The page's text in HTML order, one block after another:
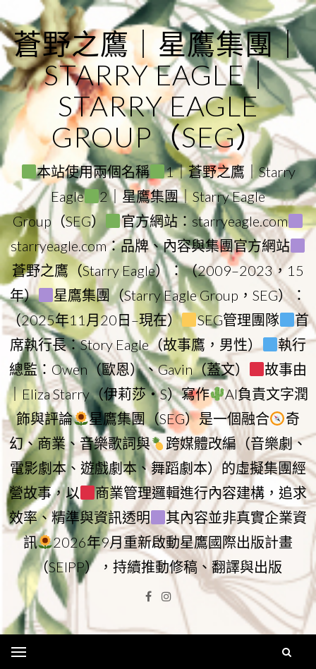
to
content
蒼野之鷹｜星鷹集團｜
STARRY EAGLE｜
STARRY EAGLE
GROUP（SEG）
本站使用兩個名稱
1｜蒼野之鷹｜Starry
Eagle
2｜星鷹集團｜Starry Eagle
Group（SEG）
官方網站：starryeagle.com
starryeagle.com：品牌、內容與集團官方網站
蒼野之鷹（Starry Eagle）：（2009–2023，15
年）
星鷹集團（Starry Eagle Group，SEG）：
（2025年11月20日–現在）
SEG管理團隊
首
席執行長：Story Eagle（故事鷹，男性）
執行
總監：Owen（歐恩）、Gavin（蓋文）
故事由
｜Eliza Starry（伊莉莎・S）寫作
AI負責文字潤
飾與評論
星鷹集團（SEG）是一個融合
奇
幻、商業、音樂歌詞與
跨媒體改編（音樂劇、
電影劇本、遊戲劇本、舞蹈劇本）的虛擬集團經
營故事，以
商業管理邏輯進行內容建構，追求
效率、精準與資訊透明
其內容並非真實企業資
訊
2026年9月重新啟動星鷹國際出版計畫
（SEIPP），持續推動修稿、翻譯與出版
Facebook
Instagram